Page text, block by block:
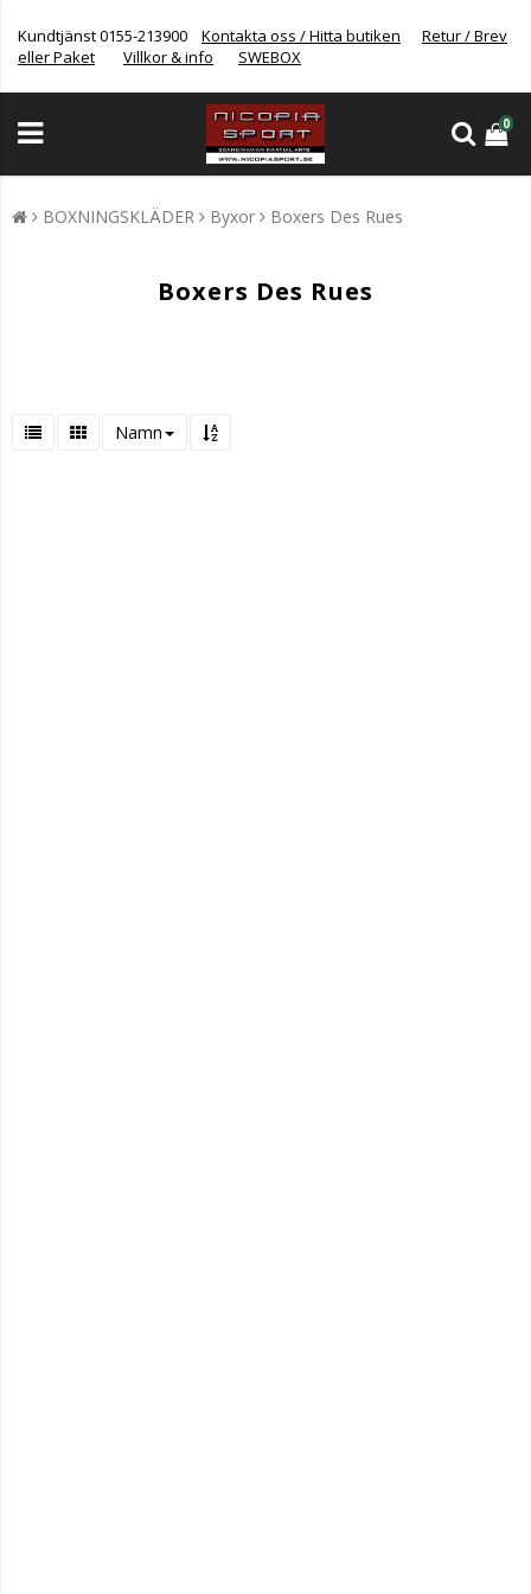
Kundtjänst 0155-213900 Kontakta oss / Hitta butiken
Retur / Brev
eller Paket
Villkor & info SWEBOX
0
BOXNINGSKLÄDER Byxor Boxers Des Rues
Boxers Des Rues
Namn